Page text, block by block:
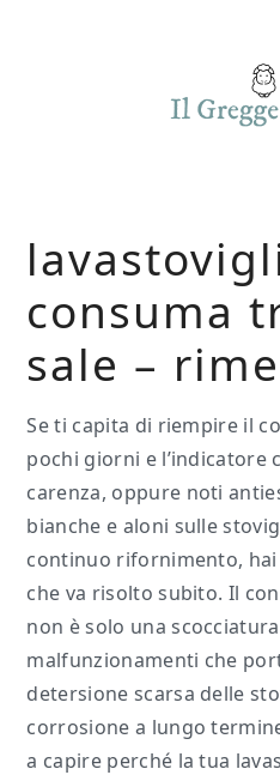
consuma
sale​ –
Se ti capita di riempire il
pochi giorni e l’indicatore
carenza, oppure noti
bianche e aloni sulle
continuo rifornimento,
che va risolto subito. Il
non è solo una
malfunzionamenti che
detersione scarsa delle
corrosione a lungo
a capire perché la tua